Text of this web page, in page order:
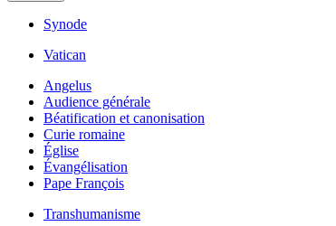
Synode
Vatican
Angelus
Audience générale
Béatification et canonisation
Curie romaine
Église
Évangélisation
Pape François
Transhumanisme